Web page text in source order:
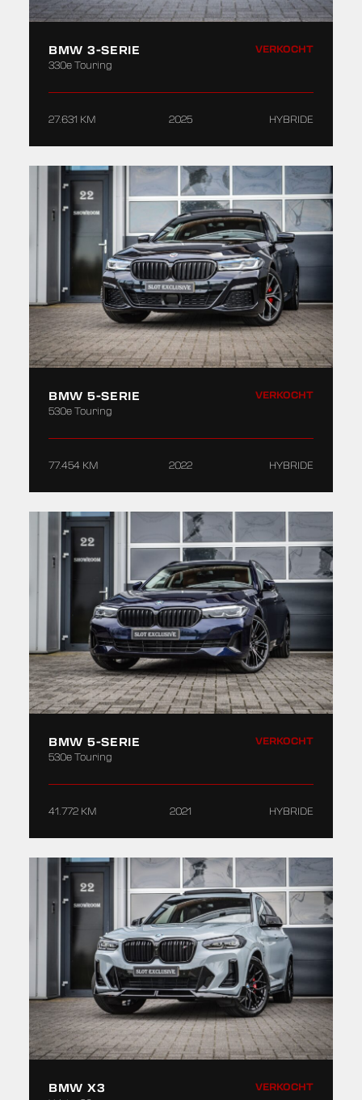
BMW 3-SERIE
330e Touring
VERKOCHT
27.631 KM 2025 HYBRIDE
BMW 5-SERIE
530e Touring
VERKOCHT
77.454 KM 2022 HYBRIDE
BMW 5-SERIE
530e Touring
VERKOCHT
41.772 KM 2021 HYBRIDE
BMW X3 VERKOCHT